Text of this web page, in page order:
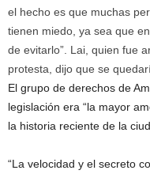
el hecho es que muchas
tienen miedo, ya sea que
de evitarlo”. Lai, quien fue
protesta, dijo que se
El grupo de derechos de
legislación era “la mayor
la historia reciente de la
“La velocidad y el secreto